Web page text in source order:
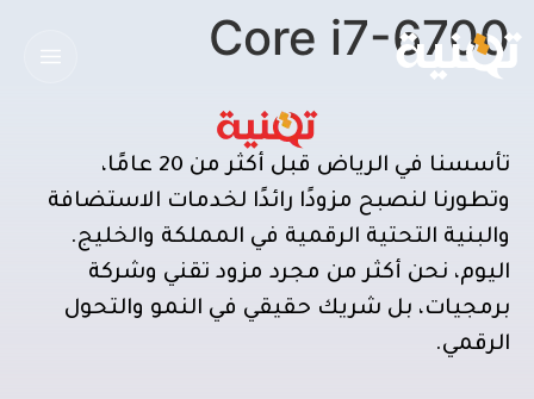
Core i7-6700
تأسسنا في الرياض قبل أكثر من 20 عامًا،
وتطورنا لنصبح مزودًا رائدًا لخدمات الاستضافة
والبنية التحتية الرقمية في المملكة والخليج.
اليوم، نحن أكثر من مجرد مزود تقني وشركة
برمجيات، بل شريك حقيقي في النمو والتحول
الرقمي.